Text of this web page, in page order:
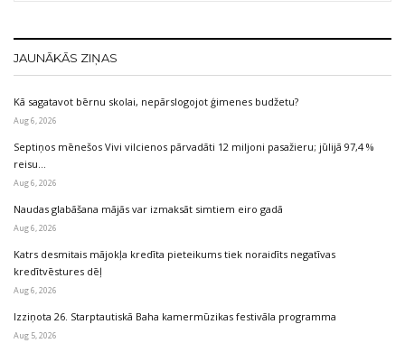
JAUNĀKĀS ZIŅAS
Kā sagatavot bērnu skolai, nepārslogojot ģimenes budžetu?
Aug 6, 2026
Septiņos mēnešos Vivi vilcienos pārvadāti 12 miljoni pasažieru; jūlijā 97,4 %
reisu…
Aug 6, 2026
Naudas glabāšana mājās var izmaksāt simtiem eiro gadā
Aug 6, 2026
Katrs desmitais mājokļa kredīta pieteikums tiek noraidīts negatīvas
kredītvēstures dēļ
Aug 6, 2026
Izziņota 26. Starptautiskā Baha kamermūzikas festivāla programma
Aug 5, 2026